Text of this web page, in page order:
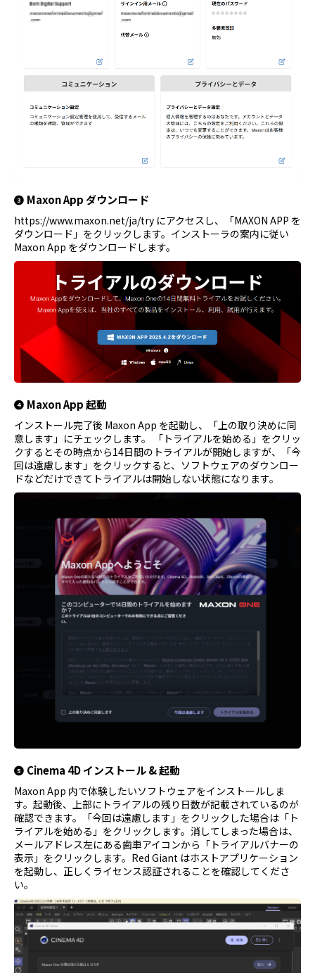
Maxon App ダウンロード
https://www.maxon.net/ja/try にアクセスし、「MAXON APP を
ダウンロード」をクリックします。インストーラの案内に従い
Maxon App をダウンロードします。
Maxon App 起動
インストール完了後 Maxon App を起動し、「上の取り決めに同
意します」にチェックします。 「トライアルを始める」をクリッ
クするとその時点から14日間のトライアルが開始しますが、「今
回は遠慮します」をクリックすると、ソフトウェアのダウンロー
ドなどだけできてトライアルは開始しない状態になります。
Cinema 4D インストール & 起動
Maxon App 内で体験したいソフトウェアをインストールしま
す。起動後、上部にトライアルの残り日数が記載されているのが
確認できます。「今回は遠慮します」をクリックした場合は「ト
ライアルを始める」をクリックします。消してしまった場合は、
メールアドレス左にある歯車アイコンから「トライアルバナーの
表示」をクリックします。Red Giant はホストアプリケーション
を起動し、正しくライセンス認証されることを確認してくださ
い。